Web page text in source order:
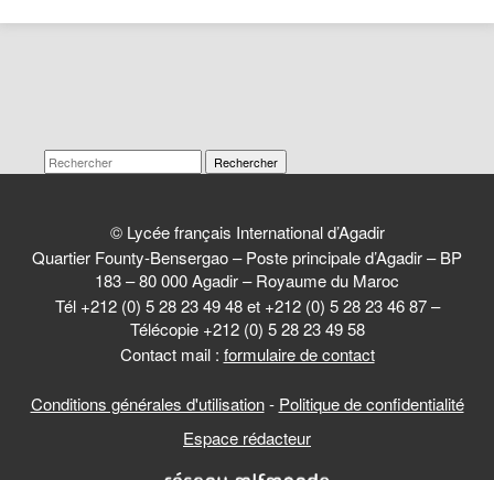
Rechercher
© Lycée français International d’Agadir
Quartier Founty-Bensergao – Poste principale d’Agadir – BP
183 – 80 000 Agadir – Royaume du Maroc
Tél +212 (0) 5 28 23 49 48 et +212 (0) 5 28 23 46 87 –
Télécopie +212 (0) 5 28 23 49 58
Contact mail : formulaire de contact
Conditions générales d'utilisation- Politique de confidentialité
Espace rédacteur